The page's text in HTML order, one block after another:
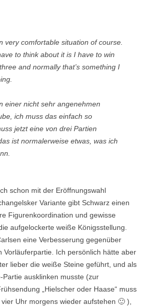
very comfortable situation of course.
to think about it is I have to win
and normally that’s something I
einer nicht sehr angenehmen
ich muss das einfach so
jetzt eine von drei Partien
ist normalerweise etwas, was ich
schon mit der Eröffnungswahl
Variante gibt Schwarz einen
Figurenkoordination und gewisse
aufgelockerte weiße Königsstellung.
eine Verbesserung gegenüber
Vorläuferpartie. Ich persönlich hätte aber
lieber die weiße Steine geführt, und als
Partie ausklinken musste (zur
„Hielscher oder Haase“ muss
Uhr morgens wieder aufstehen 🙂 ),